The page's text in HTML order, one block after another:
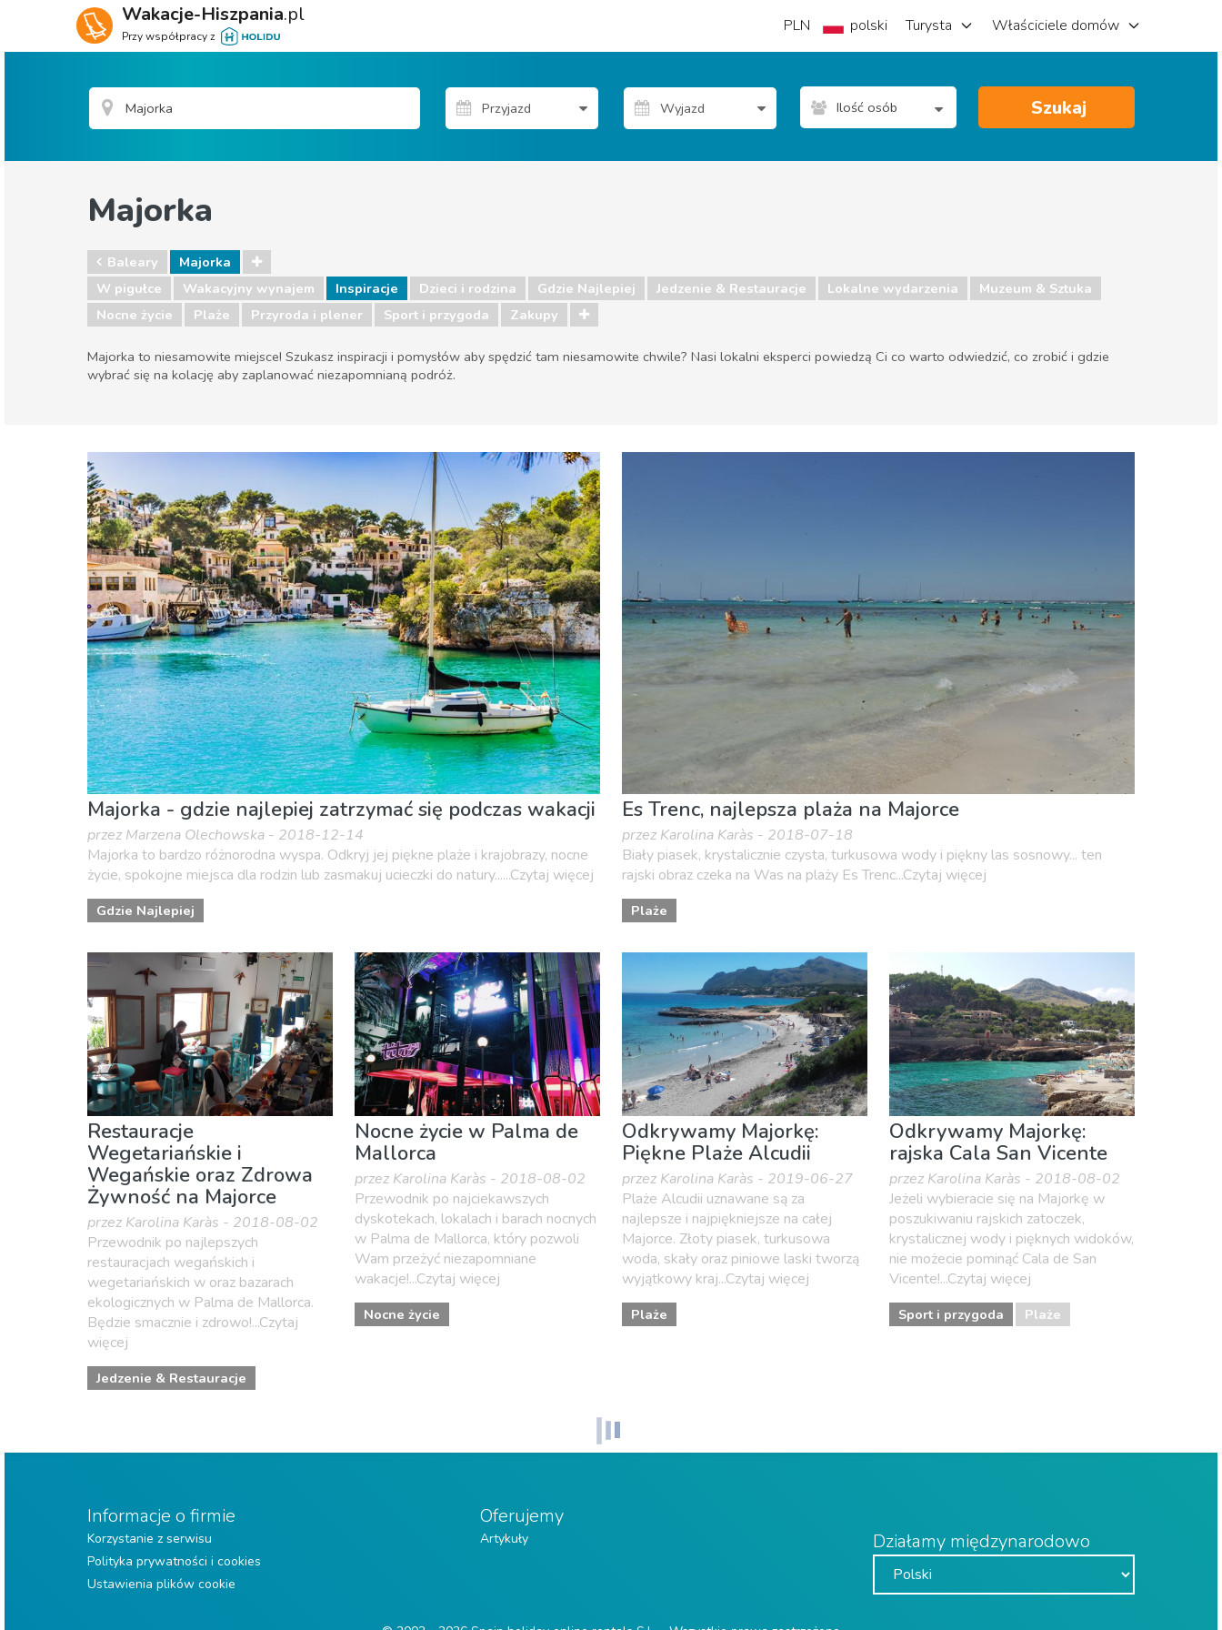
Wakacje-Hiszpania.pl
Przy współpracy z
PLN polski Turysta Właściciele domów
Ilość osób Szukaj
Majorka
Baleary
Majorka
W pigułce
Wakacyjny wynajem Inspiracje Dzieci i rodzina Gdzie Najlepiej Jedzenie & Restauracje Lokalne wydarzenia
Muzeum & Sztuka
Nocne życie
Plaże Przyroda i plener Sport i przygoda Zakupy
Majorka to niesamowite miejsce! Szukasz inspiracji i pomysłów aby spędzić tam niesamowite chwile? Nasi lokalni eksperci powiedzą Ci co warto odwiedzić, co zrobić i gdzie
wybrać się na kolację aby zaplanować niezapomnianą podróż.
Dzieci i rodzina
Jedzenie & Restauracje Lokalne wydarzenia
Sport i przygoda
Zakupy
Majorka - gdzie najlepiej zatrzymać się podczas wakacji
przez Marzena Olechowska - 2018-12-14
Majorka to bardzo różnorodna wyspa. Odkryj jej piękne plaże i krajobrazy, nocne
życie, spokojne miejsca dla rodzin lub zasmakuj ucieczki do natury......Czytaj więcej
Gdzie Najlepiej
Es Trenc, najlepsza plaża na Majorce
przez Karolina Karàs - 2018-07-18
Biały piasek, krystalicznie czysta, turkusowa wody i piękny las sosnowy... ten
rajski obraz czeka na Was na plaży Es Trenc...Czytaj więcej
Plaże
Restauracje
Wegetariańskie i
Wegańskie oraz Zdrowa
Żywność na Majorce
przez Karolina Karàs - 2018-08-02
Przewodnik po najlepszych
restauracjach wegańskich i
wegetariańskich w oraz bazarach
ekologicznych w Palma de Mallorca.
Będzie smacznie i zdrowo!...Czytaj
więcej
Jedzenie & Restauracje
Nocne życie w Palma de
Mallorca
przez Karolina Karàs - 2018-08-02
Przewodnik po najciekawszych
dyskotekach, lokalach i barach nocnych
w Palma de Mallorca, który pozwoli
Wam przeżyć niezapomniane
wakacje!...Czytaj więcej
Nocne życie
Odkrywamy Majorkę:
Piękne Plaże Alcudii
przez Karolina Karàs - 2019-06-27
Plaże Alcudii uznawane są za
najlepsze i najpiękniejsze na całej
Majorce. Złoty piasek, turkusowa
woda, skały oraz piniowe laski tworzą
wyjątkowy kraj...Czytaj więcej
Plaże
Odkrywamy Majorkę:
rajska Cala San Vicente
przez Karolina Karàs - 2018-08-02
Jeżeli wybieracie się na Majorkę w
poszukiwaniu rajskich zatoczek,
krystalicznej wody i pięknych widoków,
nie możecie pominąć Cala de San
Vicente!...Czytaj więcej
Sport i przygoda Plaże
Informacje o firmie
Korzystanie z serwisu
Polityka prywatności i cookies
Ustawienia plików cookie
Oferujemy
Artykuły Działamy międzynarodowo